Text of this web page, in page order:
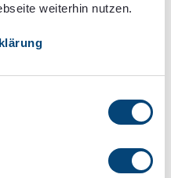
weiterhin nutzen.
Einspruch zu